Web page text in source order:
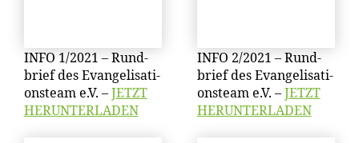
INFO 1/​2021 – Rund­
brief des Evan­ge­li­sa­ti­
ons­team e.V. –JETZT
HERUNTERLADEN
INFO 2/​2021 – Rund­
brief des Evan­ge­li­sa­ti­
ons­team e.V. –JETZT
HERUNTERLADEN